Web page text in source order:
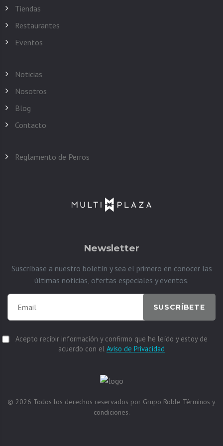
Tiendas
Restaurantes
Eventos
Noticias
Nosotros
Blog
Contacto
Reglamento de Perros
Newsletter
Suscríbase a nuestro boletín y sea el primero en conocer las
últimas noticias, ofertas especiales y eventos.
SUSCRÍBETE
Acepto recibir información y confirmo que he leído y estoy de
acuerdo con el Aviso de Privacidad
© 2026 Todos los derechos reservados por Grupo Roble Términos y
condiciones.